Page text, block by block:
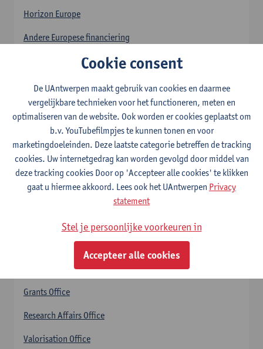
Horizon Europe
Andere Europese financiering
Federale Financiering
Toon meer
Open Science & Research Data Management
(RDM)
Infosessies & Training
Departement Onderzoek, Innovatie &
Valorisatie Antwerpen (RIVA)
Antwerp Doctoral School
Grants Office
Research Affairs Office
Valorisation Office
Cookie consent
De UAntwerpen maakt gebruik van cookies en daarmee
vergelijkbare technieken voor het functioneren, meten en
optimaliseren van de website. Ook worden er cookies geplaatst om
b.v. YouTubefilmpjes te kunnen tonen en voor
marketingdoeleinden. Deze laatste categorie betreffen de tracking
cookies. Uw internetgedrag kan worden gevolgd door middel van
deze tracking cookies Door op 'Accepteer alle cookies' te klikken
gaat u hiermee akkoord. Lees ook het UAntwerpen Privacy
statement
Stel je persoonlijke voorkeuren in
Accepteer alle cookies